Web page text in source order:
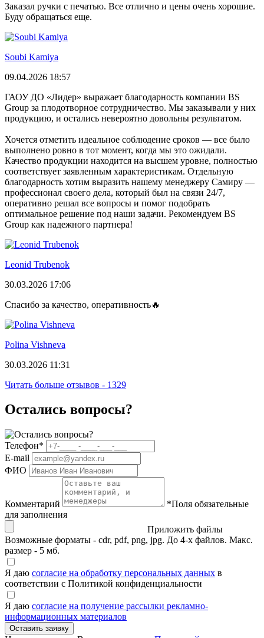
Заказал ручки с печатью. Все отлично и цены очень хорошие.
Буду обращаться еще.
Soubi Kamiya
09.04.2026 18:57
ГАОУ ДО «Лидер» выражает благодарность компании BS
Group за плодотворное сотрудничество. Мы заказывали у них
продукцию, и остались невероятно довольны результатом.
Хочется отметить идеальное соблюдение сроков — все было
выполнено ровно в тот момент, когда мы это ожидали.
Качество продукции находится на высшем уровне, полностью
соответствует заявленным характеристикам. Отдельную
благодарность хотим выразить нашему менеджеру Самиру —
профессионал своего дела, который был на связи 24/7,
оперативно решал все вопросы и помог подобрать
оптимальное решение под наши задачи. Рекомендуем BS
Group как надежного партнера!
Leonid Trubenok
30.03.2026 17:06
Спасибо за качество, оперативность🔥
Polina Vishneva
30.03.2026 11:31
Читать больше отзывов - 1329
Остались вопросы?
Телефон*
E-mail
ФИО
Комментарий *Поля обязательные
для заполнения
Приложить файлы
Возможные форматы - cdr, pdf, png, jpg. До 4-х файлов. Макс.
размер - 5 мб.
Я даю согласие на обработку персональных данных в
соответствии с Политикой конфиденциальности
Я даю согласие на получение рассылки рекламно-
информационных материалов